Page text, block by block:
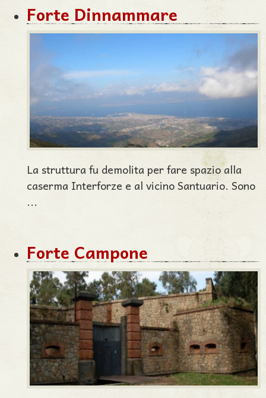
Forte Dinnammare
La struttura fu demolita per fare spazio alla
caserma Interforze e al vicino Santuario. Sono
...
Forte Campone